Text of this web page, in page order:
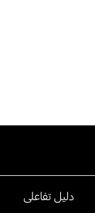
دليل تفاعلى